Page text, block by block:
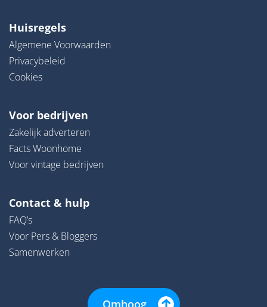
Huisregels
Algemene Voorwaarden
Privacybeleid
Cookies
Voor bedrijven
Zakelijk adverteren
Facts Woonhome
Voor vintage bedrijven
Contact & hulp
FAQ’s
Voor Pers & Bloggers
Samenwerken
Omhoog